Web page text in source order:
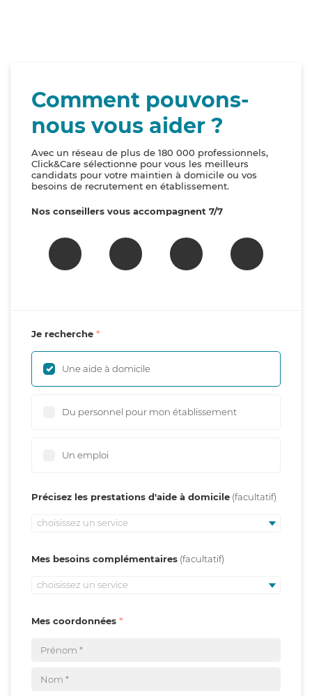
Comment pouvons-
nous vous aider ?
Avec un réseau de plus de 180 000 professionnels,
Click&Care sélectionne pour vous les meilleurs
candidats pour votre maintien à domicile ou vos
besoins de recrutement en établissement.
Nos conseillers vous accompagnent 7/7
Je recherche
Une aide à domicile
Du personnel pour mon établissement
Un emploi
Précisez les prestations d'aide à domicile
choisissez un service
Mes besoins complémentaires
choisissez un service
Mes coordonnées